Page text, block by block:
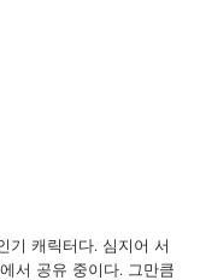
기 캐릭터다. 심지어 서
서 공유 중이다. 그만큼